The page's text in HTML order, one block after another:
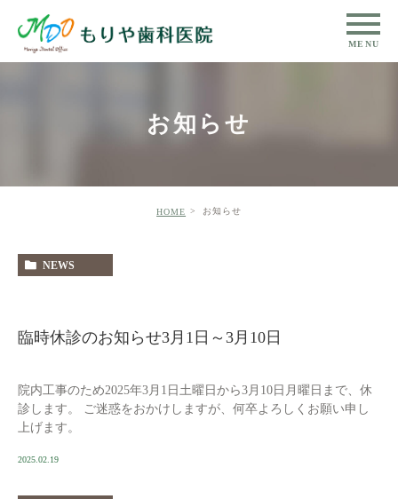
お知らせ
HOME お知らせ
NEWS
臨時休診のお知らせ3月1日～3月10日
院内工事のため2025年3月1日土曜日から3月10日月曜日まで、休
診します。 ご迷惑をおかけしますが、何卒よろしくお願い申し
上げます。
2025.02.19